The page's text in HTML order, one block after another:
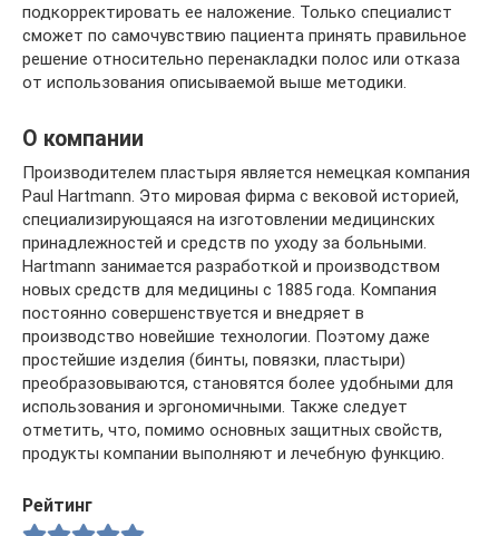
подкорректировать ее наложение. Только специалист
сможет по самочувствию пациента принять правильное
решение относительно перенакладки полос или отказа
от использования описываемой выше методики.
О компании
Производителем пластыря является немецкая компания
Paul Hartmann. Это мировая фирма с вековой историей,
специализирующаяся на изготовлении медицинских
принадлежностей и средств по уходу за больными.
Hartmann занимается разработкой и производством
новых средств для медицины с 1885 года. Компания
постоянно совершенствуется и внедряет в
производство новейшие технологии. Поэтому даже
простейшие изделия (бинты, повязки, пластыри)
преобразовываются, становятся более удобными для
использования и эргономичными. Также следует
отметить, что, помимо основных защитных свойств,
продукты компании выполняют и лечебную функцию.
Рейтинг